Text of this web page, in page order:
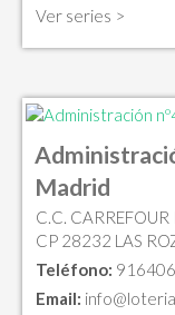
Ver series >
Madrid
C.C.
CP 28232 LAS
Teléfono:
Email: